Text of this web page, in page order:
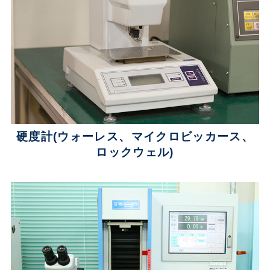
硬度計(ウォーレス、 マイクロビッカース、
ロックウェル)